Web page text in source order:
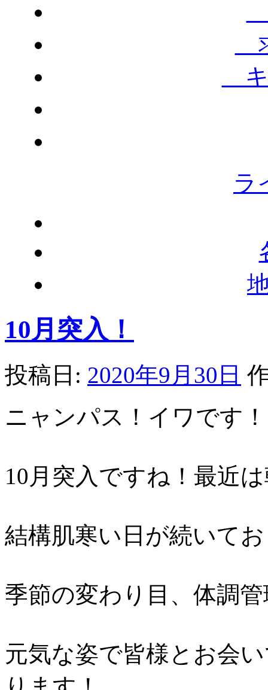
キ
ラ
10月突入！
投稿日: 2020年9月30日
ニャンパス！イワです！
10月突入ですね！最近
結構肌寒い日が続いて
季節の変わり目、体調
元気な姿で皆様とお会